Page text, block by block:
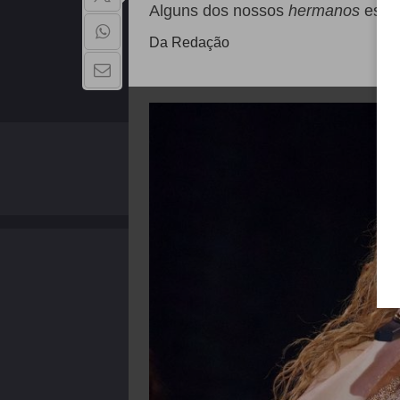
Alguns dos nossos hermanos
Da Redação